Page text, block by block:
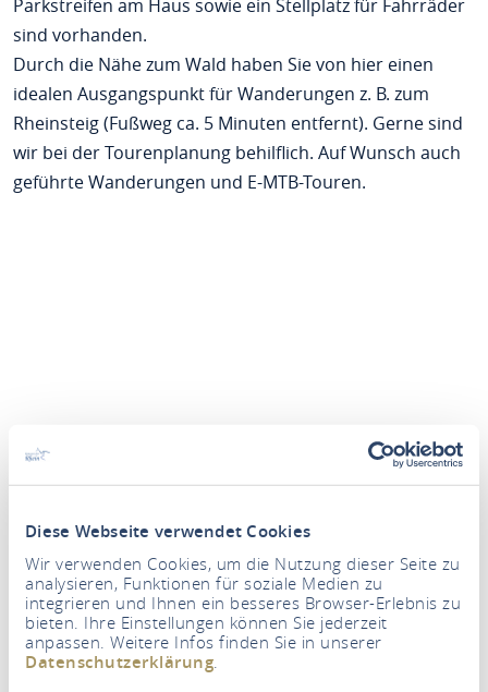
Diese Webseite verwendet Cookies
Wir verwenden Cookies, um die Nutzung dieser Seite zu
analysieren, Funktionen für soziale Medien zu
integrieren und Ihnen ein besseres Browser-Erlebnis zu
bieten. Ihre Einstellungen können Sie jederzeit
anpassen. Weitere Infos finden Sie in unserer
Datenschutzerklärung
Parkstreifen am Haus sowie ein Stellplatz für Fahrräder
sind vorhanden.
Durch die Nähe zum Wald haben Sie von hier einen
idealen Ausgangspunkt für Wanderungen z. B. zum
Rheinsteig (Fußweg ca. 5 Minuten entfernt). Gerne sind
wir bei der Tourenplanung behilflich. Auf Wunsch auch
geführte Wanderungen und E-MTB-Touren.
Zeitraum
Personen
2 Erwachsene
UNTERKÜNFTE SUCHEN